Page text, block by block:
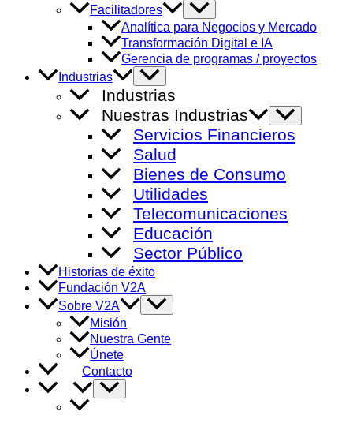
Facilitadores
Alternar
menú
Analítica para Negocios y Mercado
Transformación Digital e IA
Gerencia de programas / proyectos
Industrias
Alternar
menú
Industrias
Nuestras Industrias
Alternar
menú
Servicios Financieros
Salud
Bienes de Consumo
Utilidades
Telecomunicaciones
Educación
Sector Público
Historias de éxito
Fundación V2A
Sobre V2A
Alternar
menú
Misión
Nuestra Gente
Únete
Contacto
Alternar
menú